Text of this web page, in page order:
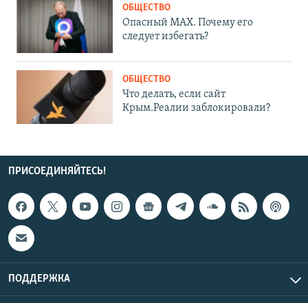
ОБЩЕСТВО
Опасный MAX. Почему его
следует избегать?
ОБЩЕСТВО
Что делать, если сайт
Крым.Реалии заблокировали?
ПРИСОЕДИНЯЙТЕСЬ!
ПОДДЕРЖКА